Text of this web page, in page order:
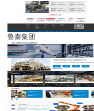
鲁秦集团